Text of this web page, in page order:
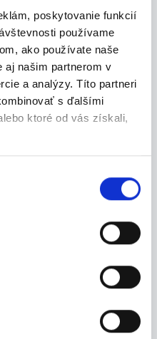
poskytovanie funkcií
používame
ako používate naše
aj našim partnerom v
a analýzy. Títo partneri
s ďalšími
ktoré od vás získali,
výroby
zabezp...
a a hľadáš s...